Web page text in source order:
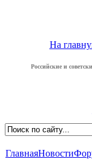
На
Российские и
ГлавнаяНовости